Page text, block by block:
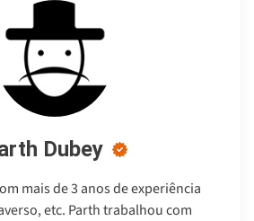
Dubey
mais de 3 anos de experiência
etc. Parth trabalhou com